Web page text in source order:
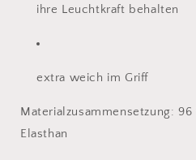
ihre Leuchtkraft behalten
extra weich im Griff
Materialzusammensetzung:
Elasthan